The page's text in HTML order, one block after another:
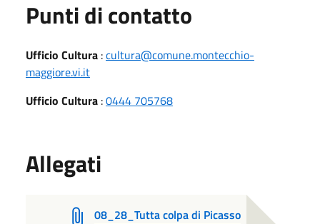
Punti di contatto
Ufficio Cultura :cultura@comune.montecchio-
maggiore.vi.it
Ufficio Cultura :0444 705768
Allegati
08_28_Tutta colpa di Picasso